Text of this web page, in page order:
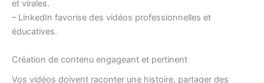
et virales.
– LinkedIn favorise des vidéos professionnelles et
éducatives.
Création de contenu engageant et pertinent
Vos vidéos doivent raconter une histoire, partager des